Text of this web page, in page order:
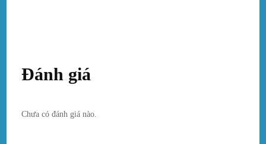
Đánh giá
Chưa có đánh giá nào.